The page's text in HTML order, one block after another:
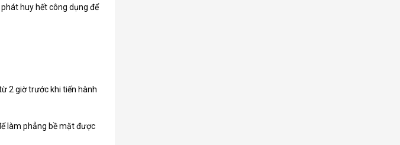
huy hết công dụng để
2 giờ trước khi tiến hành
làm phẳng bề mặt được